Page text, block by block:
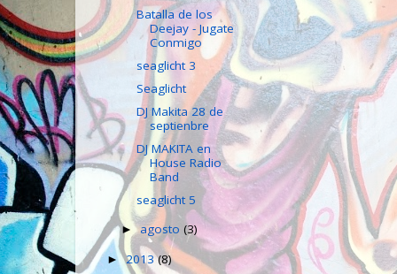
Batalla de los
Deejay - Jugate
Conmigo
seaglicht 3
Seaglicht
DJ Makita 28 de
septienbre
DJ MAKITA en
House Radio
Band
seaglicht 5
►agosto(3)
►2013(8)